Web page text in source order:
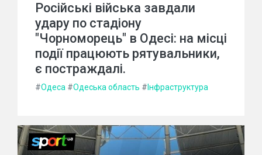
Російські війська завдали
удару по стадіону
"Чорноморець" в Одесі: на місці
події працюють рятувальники,
є постраждалі.
#Одеса #Одеська область # Інфраструктура